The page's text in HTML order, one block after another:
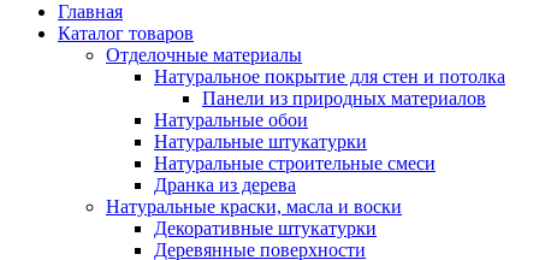
Главная
Каталог товаров
Отделочные материалы
Натуральное покрытие для стен и потолка
Панели из природных материалов
Натуральные обои
Натуральные штукатурки
Натуральные строительные смеси
Дранка из дерева
Натуральные краски, масла и воски
Декоративные штукатурки
Деревянные поверхности